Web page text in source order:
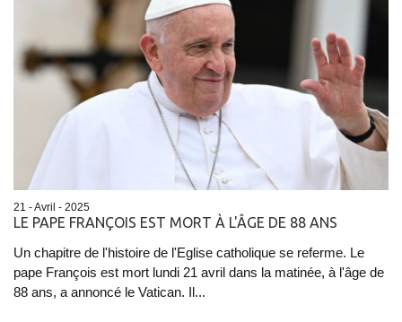
21 - Avril - 2025
LE PAPE FRANÇOIS EST MORT À L'ÂGE DE 88 ANS
Un chapitre de l'histoire de l'Eglise catholique se referme. Le
pape François est mort lundi 21 avril dans la matinée, à l'âge de
88 ans, a annoncé le Vatican. Il...